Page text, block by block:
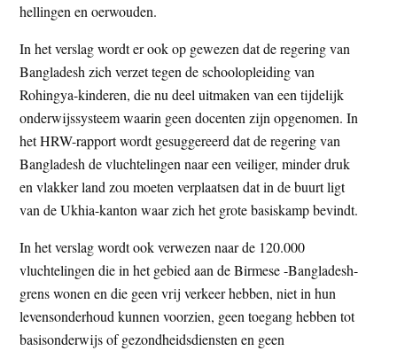
hellingen en oerwouden.
In het verslag wordt er ook op gewezen dat de regering van
Bangladesh zich verzet tegen de schoolopleiding van
Rohingya-kinderen, die nu deel uitmaken van een tijdelijk
onderwijssysteem waarin geen docenten zijn opgenomen. In
het HRW-rapport wordt gesuggereerd dat de regering van
Bangladesh de vluchtelingen naar een veiliger, minder druk
en vlakker land zou moeten verplaatsen dat in de buurt ligt
van de Ukhia-kanton waar zich het grote basiskamp bevindt.
In het verslag wordt ook verwezen naar de 120.000
vluchtelingen die in het gebied aan de Birmese -Bangladesh-
grens wonen en die geen vrij verkeer hebben, niet in hun
levensonderhoud kunnen voorzien, geen toegang hebben tot
basisonderwijs of gezondheidsdiensten en geen